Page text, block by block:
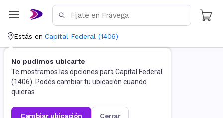
Estás en Capital Federal (1406)
No pudimos ubicarte
Te mostramos las opciones para Capital Federal
(1406). Podés cambiar tu ubicación cuando
quieras.
cambiar ubicación cerrar